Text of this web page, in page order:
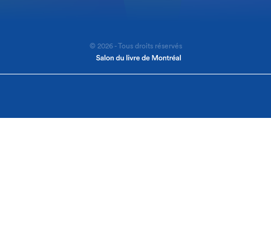
© 2026 - Tous droits réservés